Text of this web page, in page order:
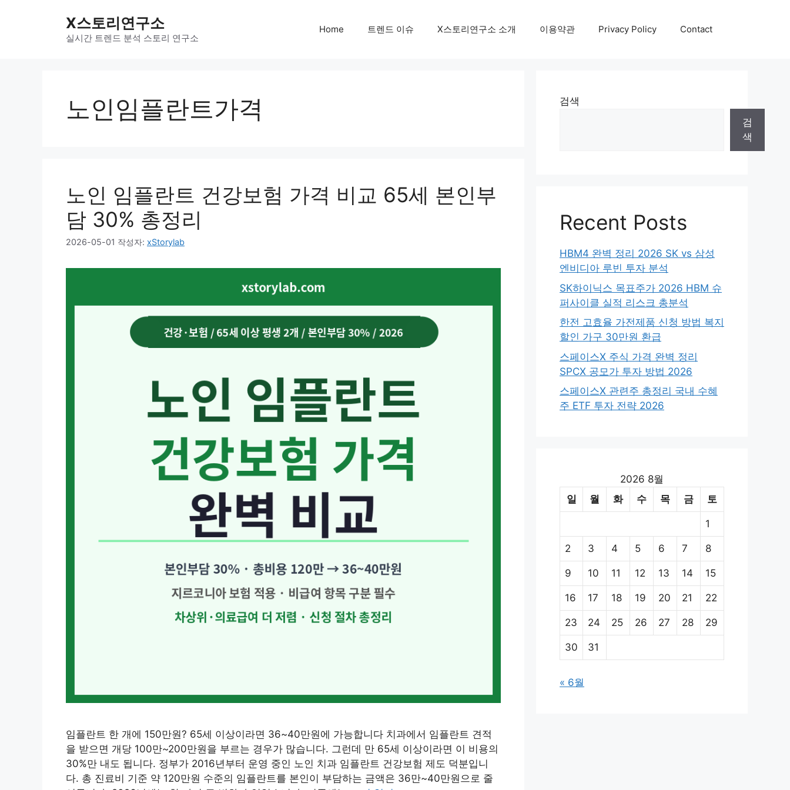
X스토리연구소
실시간 트렌드 분석 스토리 연구소
Home 트렌드 이슈 X스토리연구소 소개 이용약관 Privacy Policy Contact
노인임플란트가격
노인 임플란트 건강보험 가격 비교 65세 본인부
담 30% 총정리
2026-05-01 작성자: xStorylab
임플란트 한 개에 150만원? 65세 이상이라면 36~40만원에 가능합니다 치과에서 임플란트 견적
을 받으면 개당 100만~200만원을 부르는 경우가 많습니다. 그런데 만 65세 이상이라면 이 비용의
30%만 내도 됩니다. 정부가 2016년부터 운영 중인 노인 치과 임플란트 건강보험 제도 덕분입니
다. 총 진료비 기준 약 120만원 수준의 임플란트를 본인이 부담하는 금액은 36만~40만원으로 줄
검색
검
색
Recent Posts
HBM4 완벽 정리 2026 SK vs 삼성
엔비디아 루빈 투자 분석
SK하이닉스 목표주가 2026 HBM 슈
퍼사이클 실적 리스크 총분석
한전 고효율 가전제품 신청 방법 복지
할인 가구 30만원 환급
스페이스X 주식 가격 완벽 정리
SPCX 공모가 투자 방법 2026
스페이스X 관련주 총정리 국내 수혜
주 ETF 투자 전략 2026
2026 8월
일
월 화 수 목 금 토
1
2 3 4 5 6 7 8
9 10 11 12 13 14 15
16 17 18 19 20 21 22
23 24 25 26 27 28 29
30 31
« 6월